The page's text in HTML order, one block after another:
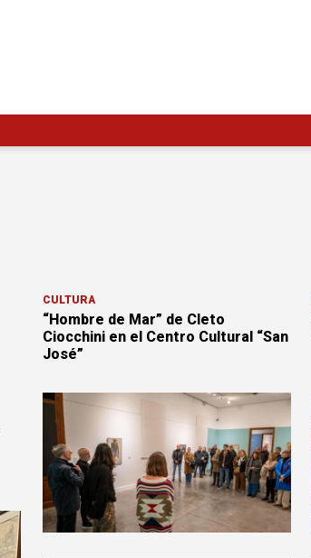
CULTURA
“Hombre de Mar” de Cleto
Ciocchini en el Centro Cultural “San
José”